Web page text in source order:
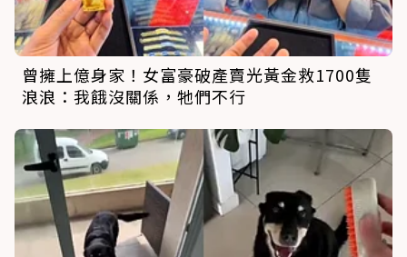
曾擁上億身家！女富豪破產賣光黃金救1700隻
浪浪：我餓沒關係，牠們不行